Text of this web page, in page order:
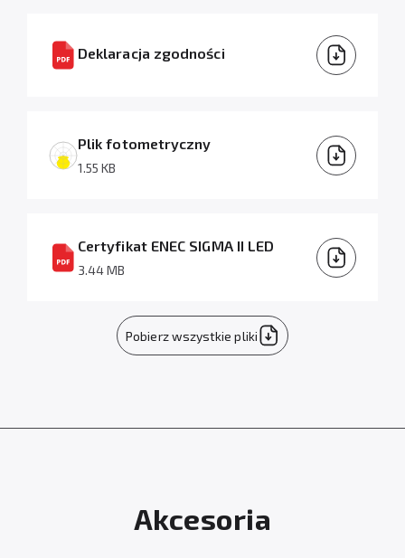
Deklaracja zgodności
Plik fotometryczny
1.55 KB
Certyfikat ENEC SIGMA II LED
3.44 MB
Pobierz wszystkie pliki
Akcesoria